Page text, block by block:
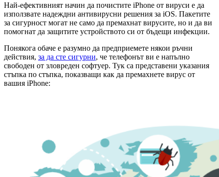
Най-ефективният начин да почистите iPhone от вируси е да
използвате надеждни антивирусни решения за iOS. Пакетите
за сигурност могат не само да премахнат вирусите, но и да ви
помогнат да защитите устройството си от бъдещи инфекции.
Понякога обаче е разумно да предприемете някои ръчни
действия, за да сте сигурни, че телефонът ви е напълно
свободен от зловреден софтуер. Тук са представени указания
стъпка по стъпка, показващи как да премахнете вирус от
вашия iPhone: